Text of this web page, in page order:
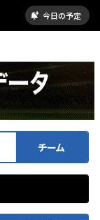
今日の予定
チーム